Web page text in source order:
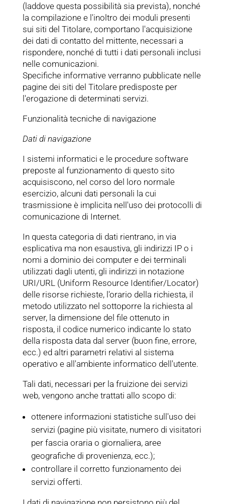
(laddove questa possibilità sia prevista), nonché
la compilazione e l'inoltro dei moduli presenti
sui siti del Titolare, comportano l'acquisizione
dei dati di contatto del mittente, necessari a
rispondere, nonché di tutti i dati personali inclusi
nelle comunicazioni.
Specifiche informative verranno pubblicate nelle
pagine dei siti del Titolare predisposte per
l'erogazione di determinati servizi.
Funzionalità tecniche di navigazione
Dati di navigazione
I sistemi informatici e le procedure software
preposte al funzionamento di questo sito
acquisiscono, nel corso del loro normale
esercizio, alcuni dati personali la cui
trasmissione è implicita nell'uso dei protocolli di
comunicazione di Internet.
In questa categoria di dati rientrano, in via
esplicativa ma non esaustiva, gli indirizzi IP o i
nomi a dominio dei computer e dei terminali
utilizzati dagli utenti, gli indirizzi in notazione
URI/URL (Uniform Resource Identifier/Locator)
delle risorse richieste, l'orario della richiesta, il
metodo utilizzato nel sottoporre la richiesta al
server, la dimensione del file ottenuto in
risposta, il codice numerico indicante lo stato
della risposta data dal server (buon fine, errore,
ecc.) ed altri parametri relativi al sistema
operativo e all'ambiente informatico dell'utente.
Tali dati, necessari per la fruizione dei servizi
web, vengono anche trattati allo scopo di:
ottenere informazioni statistiche sull'uso dei
servizi (pagine più visitate, numero di visitatori
per fascia oraria o giornaliera, aree
geografiche di provenienza, ecc.);
controllare il corretto funzionamento dei
servizi offerti.